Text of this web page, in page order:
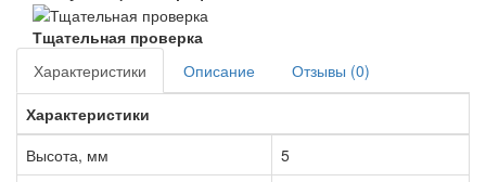
Тщательная проверка
Характеристики
Описание
Отзывы (0)
Характеристики
Высота, мм
5